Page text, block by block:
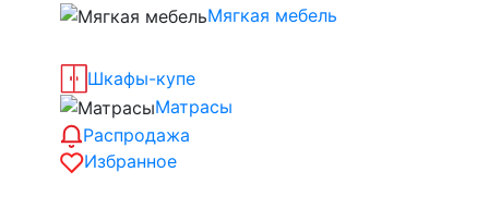
Мягкая мебель
Шкафы-купе
Матрасы
Распродажа
Избранное